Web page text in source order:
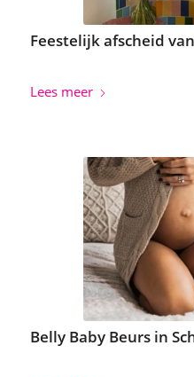
Feestelijk afscheid
Lees meer
Belly Baby Beurs in